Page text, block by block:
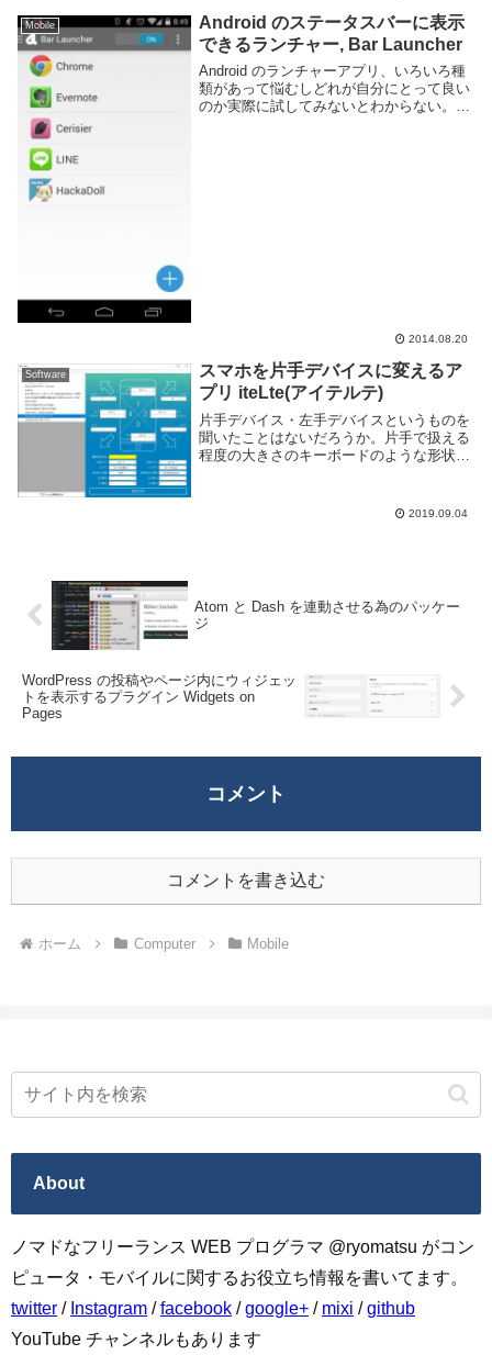
Mobile
Android のステータスバーに表示
できるランチャー, Bar Launcher
Android のランチャーアプリ、いろいろ種
類があって悩むしどれが自分にとって良い
のか実際に試してみないとわからない。し
2014.08.20
Software
スマホを片手デバイスに変えるア
プリ iteLte(アイテルテ)
片手デバイス・左手デバイスというものを
聞いたことはないだろうか。片手で扱える
程度の大きさのキーボードのような形状で
アプリケーションを頻繁に利用する人向け
2019.09.04
Atom と Dash を連動させる為のパッケー
ジ
WordPress の投稿やページ内にウィジェッ
トを表示するプラグイン Widgets on
Pages
コメント
コメントを書き込む
ホーム Computer Mobile
About
ノマドなフリーランス WEB プログラマ @ryomatsu がコン
ピュータ・モバイルに関するお役立ち情報を書いてます。
twitter / Instagram /facebook /google+ / mixi /github
YouTube チャンネルもあります